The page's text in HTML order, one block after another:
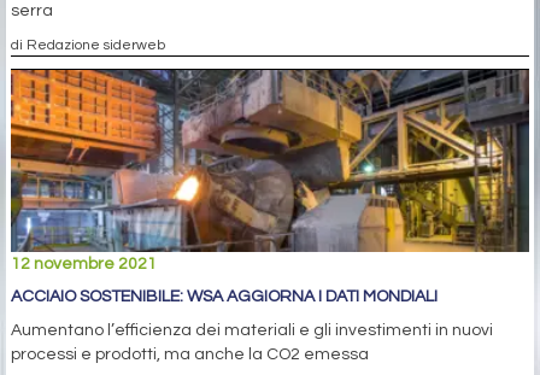
serra
di Redazione siderweb
12 novembre 2021
ACCIAIO SOSTENIBILE: WSA AGGIORNA I DATI MONDIALI
Aumentano l’efficienza dei materiali e gli investimenti in nuovi
processi e prodotti, ma anche la CO2 emessa